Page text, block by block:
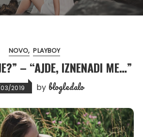
NOVO PLAYBOY
– “AJDE, IZNENADI ME…”
2019 by blogledalo